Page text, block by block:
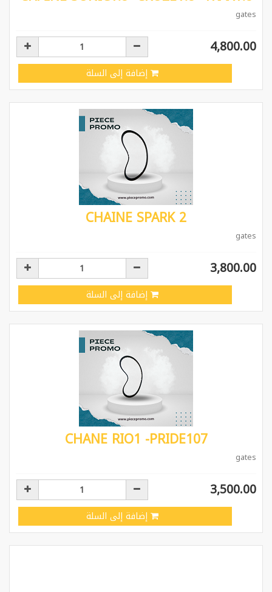
gates
4,800.00
إضافة إلى السلة
CHAINE SPARK 2
gates
3,800.00
إضافة إلى السلة
CHANE RIO1 -PRIDE107
gates
3,500.00
إضافة إلى السلة